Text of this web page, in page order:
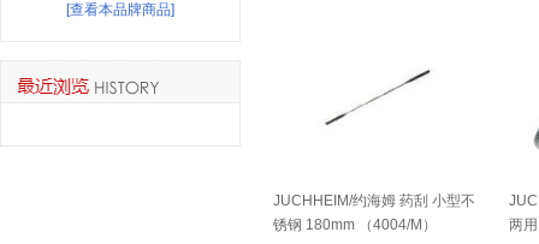
JUCHHEIM/约海姆 药刮 小型不
锈钢 180mm （4004/M）
两
[查看本品牌商品]